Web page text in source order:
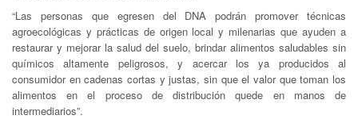
“Las personas que egresen del DNA podrán promover técnicas
agroecológicas y prácticas de origen local y milenarias que ayuden a
restaurar y mejorar la salud del suelo, brindar alimentos saludables sin
químicos altamente peligrosos, y acercar los ya producidos al
consumidor en cadenas cortas y justas, sin que el valor que toman los
alimentos en el proceso de distribución quede en manos de
intermediarios”.